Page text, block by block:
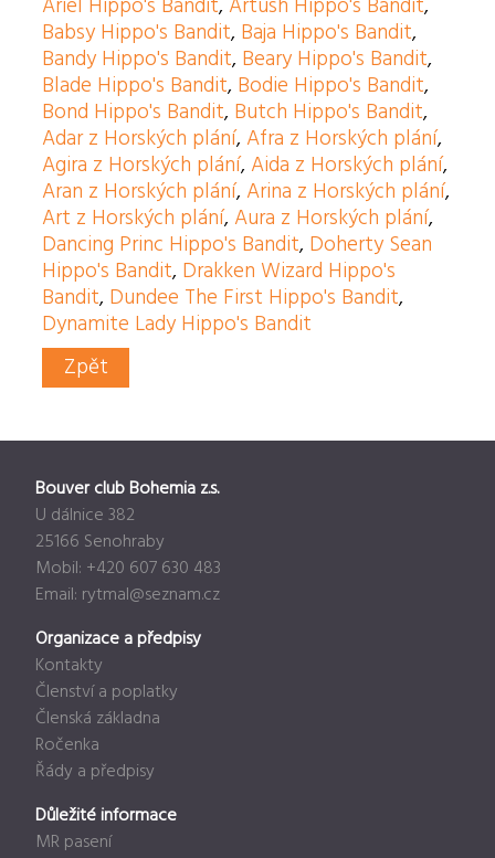
Babsy Hippo's Bandit, Baja Hippo's Bandit,
Bandy Hippo's Bandit, Beary Hippo's Bandit,
Blade Hippo's Bandit, Bodie Hippo's Bandit,
Bond Hippo's Bandit, Butch Hippo's Bandit,
Adar z Horských plání, Afra z Horských plání,
Agira z Horských plání, Aida z Horských plání,
Aran z Horských plání, Arina z Horských plání,
Art z Horských plání, Aura z Horských plání,
Dancing Princ Hippo's Bandit, Doherty Sean
Hippo's Bandit, Drakken Wizard Hippo's
Bandit, Dundee The First Hippo's Bandit,
Dynamite Lady Hippo's Bandit
Zpět
Bouver club Bohemia z.s.
U dálnice 382
25166 Senohraby
Mobil: +420 607 630 483
Email: rytmal@seznam.cz
Organizace a předpisy
Kontakty
Členství a poplatky
Členská základna
Ročenka
Řády a předpisy
Důležité informace
MR pasení